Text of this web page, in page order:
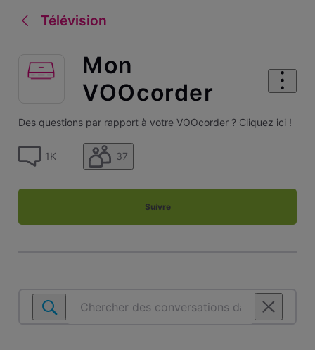
Télévision
Mon
VOOcorder
Des questions par rapport à votre VOOcorder ? Cliquez ici !
1K 37
Suivre
Chercher